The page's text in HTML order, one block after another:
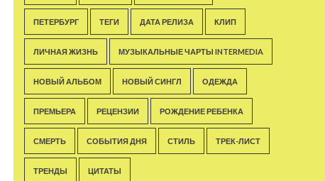
ПЕТЕРБУРГ ТЕГИ ДАТА РЕЛИЗА КЛИП
ЛИЧНАЯ ЖИЗНЬ МУЗЫКАЛЬНЫЕ ЧАРТЫ INTERMEDIA
НОВЫЙ АЛЬБОМ НОВЫЙ СИНГЛ ОДЕЖДА
ПРЕМЬЕРА РЕЦЕНЗИИ РОЖДЕНИЕ РЕБЕНКА
СМЕРТЬ СОБЫТИЯ ДНЯ СТИЛЬ ТРЕК-ЛИСТ
ТРЕНДЫ ЦИТАТЫ